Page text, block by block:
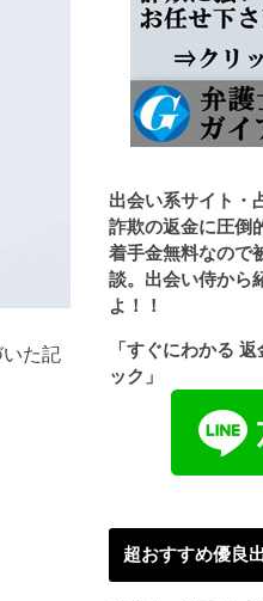
た記
出会い系サイト・
詐欺の返金に圧倒
着手金無料なので
談。出会い侍から
よ！！
「すぐにわかる
ック」
超おすすめ優良